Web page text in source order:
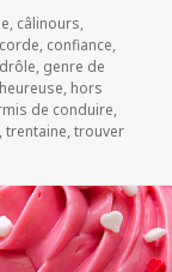
, câlinours,
, confiance,
drôle, genre de
heureuse, hors
de conduire,
,trentaine,trouver